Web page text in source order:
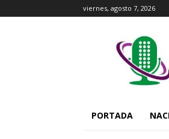
viernes, agosto 7, 2026
PORTADA